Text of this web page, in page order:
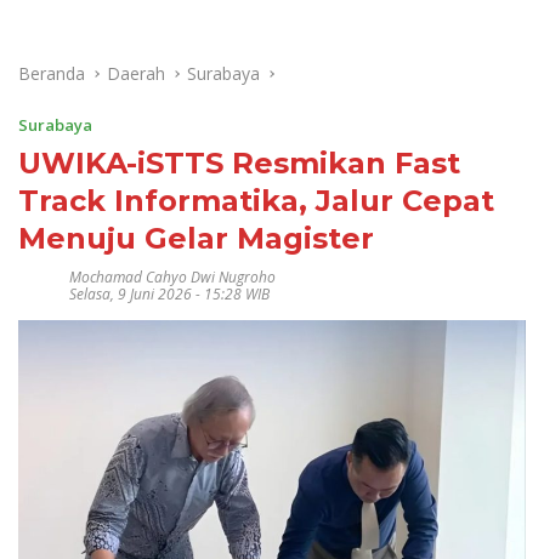
Beranda Daerah Surabaya
Surabaya
UWIKA-iSTTS Resmikan Fast
Track Informatika, Jalur Cepat
Menuju Gelar Magister
Mochamad Cahyo Dwi Nugroho
Selasa, 9 Juni 2026 - 15:28 WIB